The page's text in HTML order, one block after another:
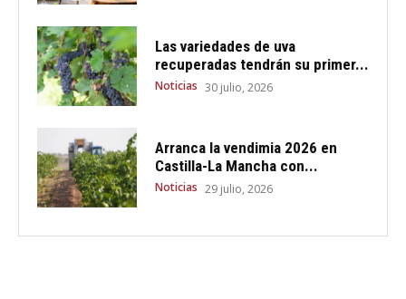
Las variedades de uva
recuperadas tendrán su primer...
Noticias 30 julio, 2026
Arranca la vendimia 2026 en
Castilla-La Mancha con...
Noticias 29 julio, 2026